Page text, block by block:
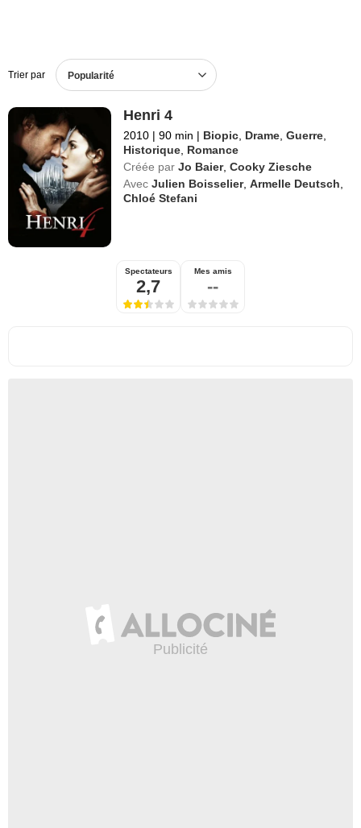
Trier par Popularité
Henri 4
2010 | 90 min | Biopic Drame ,Guerre
Historique Romance
Créée par Jo Baier,Cooky Ziesche
Avec Julien Boisselier,Armelle Deutsch
Chloé Stefani
Spectateurs
2,7
Mes amis
--